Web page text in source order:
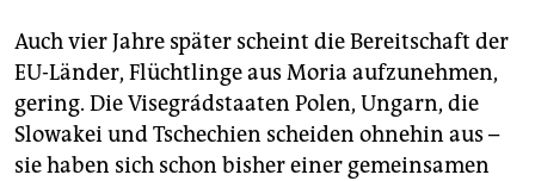
Auch vier Jahre später scheint die Bereitschaft der
EU-Länder, Flüchtlinge aus Moria aufzunehmen,
gering. Die Visegrádstaaten Polen, Ungarn, die
Slowakei und Tschechien scheiden ohnehin aus –
sie haben sich schon bisher einer gemeinsamen